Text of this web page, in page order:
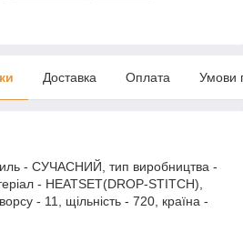
Доставка Оплата Умови
- СУЧАСНИЙ, тип виробництва -
- HEATSET(DROP-STITCH),
- 11, щільність - 720, країна -